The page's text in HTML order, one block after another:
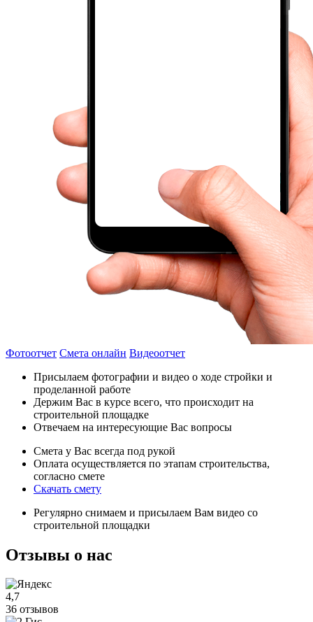
Фотоотчет Смета онлайн Видеоотчет
Присылаем фотографии и видео о ходе стройки и
проделанной работе
Держим Вас в курсе всего, что происходит на
строительной площадке
Отвечаем на интересующие Вас вопросы
Смета у Вас всегда под рукой
Оплата осуществляется по этапам строительства,
согласно смете
Скачать смету
Регулярно снимаем и присылаем Вам видео со
строительной площадки
Отзывы о нас
4,7
36 отзывов